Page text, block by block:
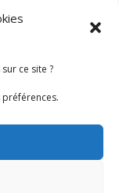
ce site ?